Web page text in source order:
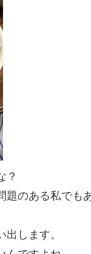
？
題のある私でも
します。